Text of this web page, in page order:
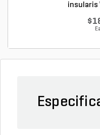
insularis